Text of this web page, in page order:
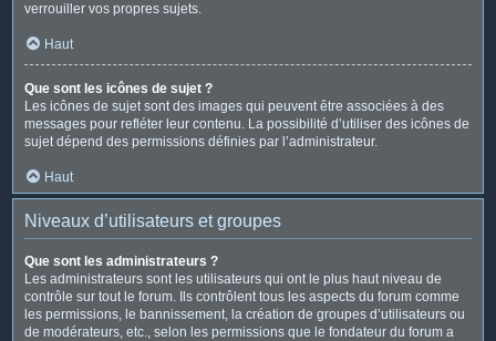
verrouiller vos propres sujets.
Haut
Que sont les icônes de sujet ?
Les icônes de sujet sont des images qui peuvent être associées à des
messages pour refléter leur contenu. La possibilité d’utiliser des icônes de
sujet dépend des permissions définies par l’administrateur.
Haut
Niveaux d’utilisateurs et groupes
Que sont les administrateurs ?
Les administrateurs sont les utilisateurs qui ont le plus haut niveau de
contrôle sur tout le forum. Ils contrôlent tous les aspects du forum comme
les permissions, le bannissement, la création de groupes d’utilisateurs ou
de modérateurs, etc., selon les permissions que le fondateur du forum a